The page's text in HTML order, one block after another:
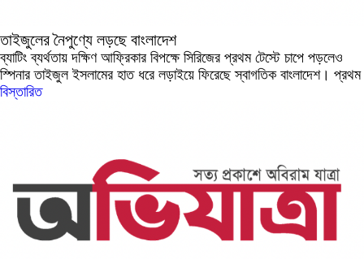
তাইজুলের নৈপুণ্যে লড়ছে বাংলাদেশ
ব্যাটিং ব্যর্থতায় দক্ষিণ আফ্রিকার বিপক্ষে সিরিজের প্রথম টেস্টে চাপে পড়লেও
স্পিনার তাইজুল ইসলামের হাত ধরে লড়াইয়ে ফিরেছে স্বাগতিক বাংলাদেশ। প্রথম
বিস্তারিত